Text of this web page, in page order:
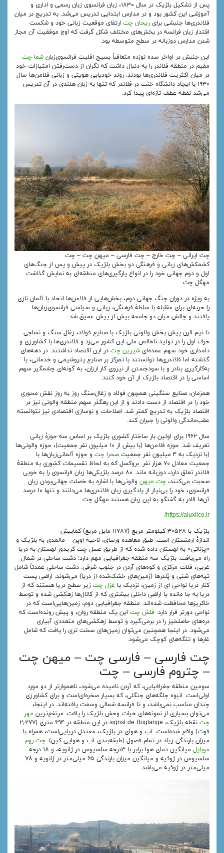
پس از تشکیل بلژیک در سال ۱۸۳۰، زبان فرانسوی زبان رسمی و اداری و
آموزشی این کشور بود و در مدارس ابتدایی تدریس می‌شد. به تدریج در میان
فلاندری‌ها جنبشی برای ریحان چتارتقای موقعیت زبانی خود و شکست
اقتدار زبان فرانسه در بخش‌های مختلف شکل گرفت که اوج موفقیت آن مجاز
شدن مدارس دوزبانه در سطح متوسطه بود.
این جنبش در اواخر سده نوزده متعاقباً بسیج اقلیت فرانسوی‌زبان شما چت
مقیم در منطقه فلاندر را به دنبال داشت که نگران از دست‌رفتن امتیازات خود
در میان اکثریت فلاندری‌ها بودند. روند خودیابی هویتی و زبانی فلامن‌ها سال
۱۹۳۰ با ایجاد دانشگاه خنت در فلاندر که تنها به زبان هلندی در آن تدریس
می‌شد نقطه عطف تازه‌ای پیدا کرد.
چت ایرانی – چت خارج – چت فارسی – میهن چت – چت
کشمکش‌های زبانی و فرهنگی دو بخش بلژیک در پیش و پس از جنگ‌های
اول و دوم جهانی خود را در انواع یارگیری‌های منطقه‌ای به نمایش گذاشت
مهگل چت
به ویژه در دوران جنگ جهانی دوم، بخش‌هایی از فلامن‌ها اتحاد با آلمان نازی
را حربه‌ای برای مقابله با سلطهٔ فرهنگی، زبانی و سیاسی فرانسوی‌زبان‌ها
یافتند و چالش میان دو جامعه بیش از پیش عمیق شد.
تا نیم قرن پیش بخش والونی بلژیک با صنایع فولاد، زغال سنگ و نساجی
حرف اول را در تولید ناخالص ملی این کشور می‌زد و فلاندری‌ها با کشاورزی و
دامداری خود سهم عمده‌ای شیرین چتدر این اقتصاد نداشتند. در دهه‌های
گذشته اما فلاندری‌ها توانستند با تمرکز بر صنایع پتروشیمی و خدماتی، با
به‌کارگیری بنادر و با سودجستن از نیروی کار ارزان، به گونه‌ای چشمگیر سهم
اساسی را در اقتصاد بلژیک از آن خود کنند.
همزمان، صنایع سنگینی همچون فولاد و زغال‌سنگ روز به روز نقش محوری
خود را در اقتصاد از دست دادند و از این رهگذر سهم منطقه والونی نیز در
اقتصاد بلژیک به تدریج کمتر شد. اصلاحات و نوسازی اقتصادی نیز نتوانسته
عقب‌ماندگی والونی را جبران کند.
سال ۱۹۶۲ برای اولین بار ساختار کشوری بلژیک بر اساس سه حوزهٔ زبانی
تعریف شد: حوزه فلامن‌ها (با بیش از ۱۰ میلیون نفر جمعیت)، حوزه والونی‌ها
(با نزدیک به ۴ میلیون نفر جمعیت
صحرا چتو حوزه آلمانی‌زبان‌ها با
جمعیت معادل ۷۰ هزار نفر. بروکسل که به لحاظ تقسیمات کشوری به منطقهٔ
فلاندر تعلق دارد، دوزبانه ماند. ۸۰ درصد بلژیکی‌ها زبان فرانسوی را به خوبی
صحبت می‌کنند، چت میهنوالونی‌ها با اشاره به خصلت جهانی‌بودن زبان
فرانسوی، خود را بی‌نیاز از یادگیری زبان فلاندری‌ها می‌دانند و تنها ۱۰ درصد
آن‌ها قادر به گفتگو به این زبان هستند.مهگل چت
https://aluxilco.ir/
بلژیک با ۳۰۵۲۸ کیلومتر مربع (۱۱۷۸۷ مایل مربع) کمابیش
اندازهٔ ارمنستان است. طبق معاهده ورسای، ناحیه اوپن – مالمدی به بلژیک و
«پزناتی» به لهستان داده شده که از طریق عسل چت کریدور لهستان به دریا
راه می‌یافت. بلژیک سه منطقه جغرافیایی مهم دارد: دشت ساحلی در شمال
غربی، فلات مرکزی و کوه‌های آردن در جنوب شرقی. دشت ساحلی عمدتاً شامل
تپه‌های شنی و پُلدرها (زمین‌های خشک‌شده از دریا) می‌شوند. اراضی پست
کنار دریا نواحی ای از زمین، نزدیک یا غزل چتزیر سطح دریا هستند که از
دریا به جا مانده یا اراضی داخلی بیشتری که از کانال‌ها زهکشی شده و توسط
خاکریزها محافظت شده‌اند. منطقه جغرافیایی دوم، زمین‌هایی‌است که در
نواحی دورتر قرار دارد. فلش چتاین یک منطقه روان، و پیش رونده‌است که
دره‌های حاصلخیز را در برمی‌گیرد و توسط زهکشی‌های متعددی آبیاری
می‌شود. در اینجا همچنین می‌توان زمین‌های سخت تری را یافت که شامل
غارها و تنگه‌های کوچک می‌شود.
چت فارسی – فارسی چت – میهن چت
– چتروم فارسی – چت
سومین منطقه جغرافیایی، که آردن نامیده می‌شود، ناهموارتر از دو مورد
اولی‌است. انبوه جلگه‌های جنگلی، که بسیار صخره‌ای‌است و برای کشاورزی
چندان مناسب نمی‌باشد، و تا فرانسه شمالی وسعت یافته‌اند. در اینجا،
می‌توان بسیاری از نمونه‌های حیات وحش بلژیک را یافت. مرتفع‌ترین مهر
چت
نقطه بلژیک، signsl de Boglange در این منطقه در ۶۹۴ متری (۲٫۲۷۷
فوت) واقع شده‌است. آب و هوای در بلژیک، معتدل دریایی‌است، همراه با
میزان بارندگی زیاد در تمام فصول (طبقه‌بندی آب و هوایی کپن). چت روم
موبایل
میانگین دمای هوا برابر با ۳درجه سلسیوس در ژانویه، و ۱۸ درجه
سلسیوس در ژوئیه و میانگین میزان بارندگی ۶۵ میلی‌متر در ژانویه و ۷۸
میلی‌متر در ژوئیه می‌باشد.